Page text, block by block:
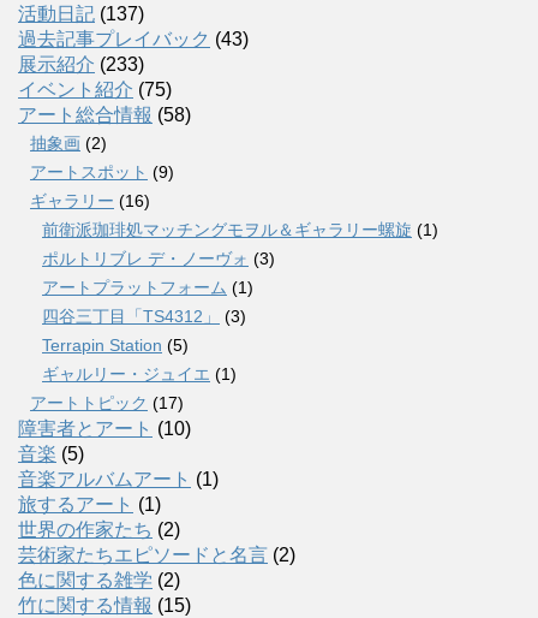
活動日記 (137)
過去記事プレイバック (43)
展示紹介 (233)
イベント紹介 (75)
アート総合情報 (58)
抽象画 (2)
アートスポット (9)
ギャラリー (16)
前衛派珈琲処マッチングモヲル＆ギャラリー螺旋 (1)
ポルトリブレ デ・ノーヴォ (3)
アートプラットフォーム (1)
四谷三丁目「TS4312」
(3)
Terrapin Station (5)
ギャルリー・ジュイエ (1)
アートトピック (17)
障害者とアート (10)
音楽 (5)
音楽アルバムアート (1)
旅するアート (1)
世界の作家たち (2)
芸術家たちエピソードと名言 (2)
色に関する雑学 (2)
竹に関する情報 (15)